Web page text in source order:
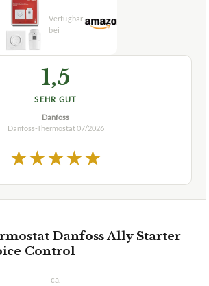
1,5
SEHR GUT
Danfoss
Danfoss-Thermostat07/2026
★★★★★
Danfoss Ally Starter
Control
ca.